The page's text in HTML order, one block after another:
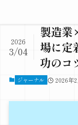
製造業
場に定
功のコ
2026
3/04
ジャーナル 2026年